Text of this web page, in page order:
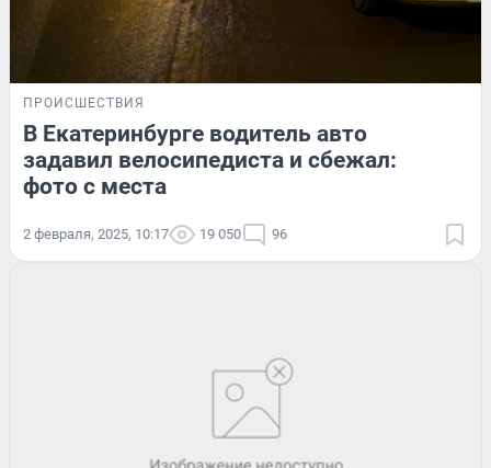
ПРОИСШЕСТВИЯ
В Екатеринбурге водитель авто
задавил велосипедиста и сбежал:
фото с места
2 февраля, 2025, 10:17 19 050 96